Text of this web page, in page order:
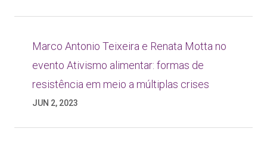
Marco Antonio Teixeira e Renata Motta no
evento Ativismo alimentar: formas de
resistência em meio a múltiplas crises
JUN 2, 2023